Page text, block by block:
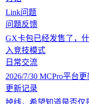
Link问题
问题反馈
GX卡包已经发售了，
入竞技模式
日常交流
2026/7/30 MCPro平台
更新记录
掉线，希望知道是否仅